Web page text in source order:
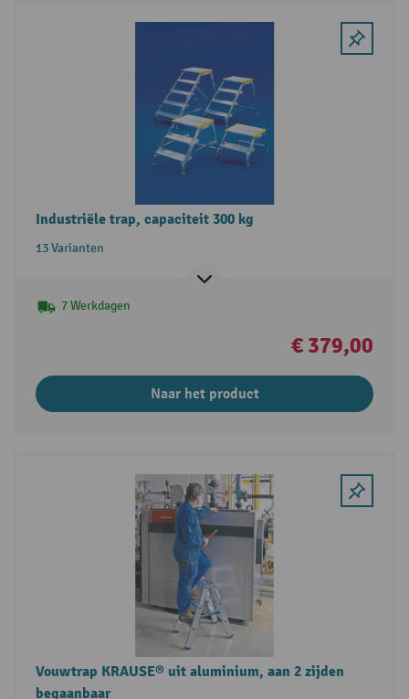
Industriële trap, capaciteit 300 kg
13 Varianten
7 Werkdagen
€ 379,00
Naar het product
Vouwtrap KRAUSE® uit aluminium, aan 2 zijden
begaanbaar